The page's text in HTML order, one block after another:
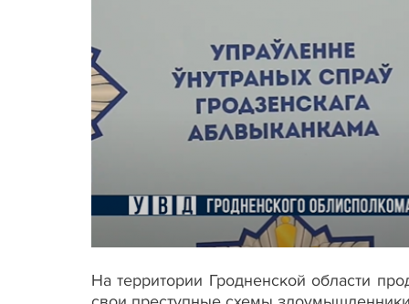
На территории Гродненской области